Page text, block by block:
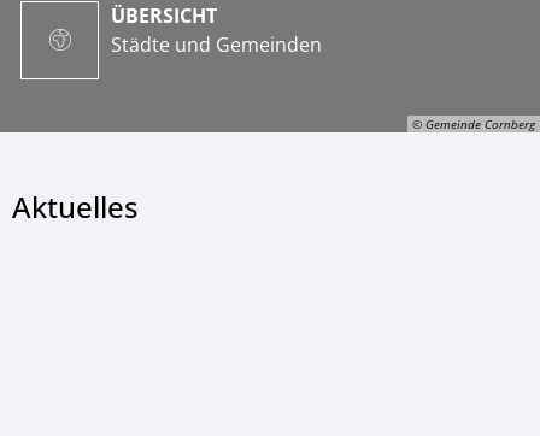
© Gemeinde Cornberg
ÜBERSICHT
Städte und Gemeinden
Aktuelles